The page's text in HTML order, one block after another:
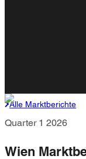
Alle Marktberichte
Quarter 1 2026
Wien